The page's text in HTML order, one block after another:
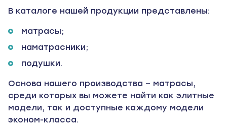
В каталоге нашей продукции представлены:
матрасы;
наматрасники;
подушки.
Основа нашего производства – матрасы,
среди которых вы можете найти как элитные
модели, так и доступные каждому модели
эконом-класса.